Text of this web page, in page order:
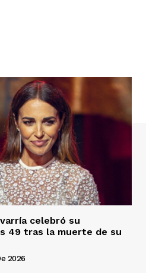
celebró su
49 tras la muerte de su
2026